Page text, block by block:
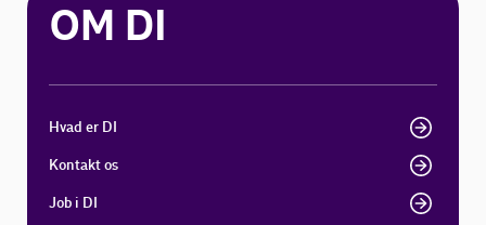
OM DI
Hvad er DI
Kontakt os
Job i DI